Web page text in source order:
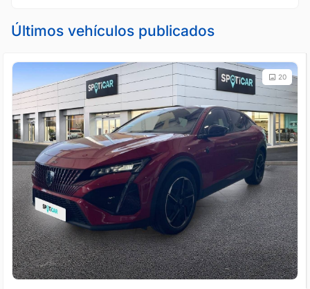
Últimos vehículos publicados
20